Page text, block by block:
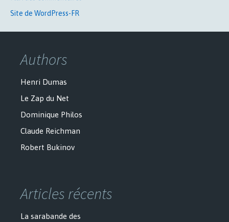
Site de WordPress-FR
Authors
Henri Dumas
Le Zap du Net
Dominique Philos
Claude Reichman
Robert Bukinov
Articles récents
La sarabande des